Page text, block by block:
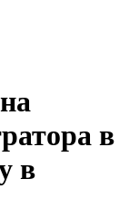
в
в